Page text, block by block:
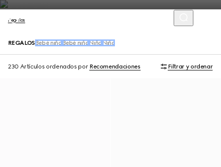
Regalos
REGALOS Bebé niño Bebé niña Niño Niña
230 Artículos ordenados por Recomendaciones Filtrar y ordenar